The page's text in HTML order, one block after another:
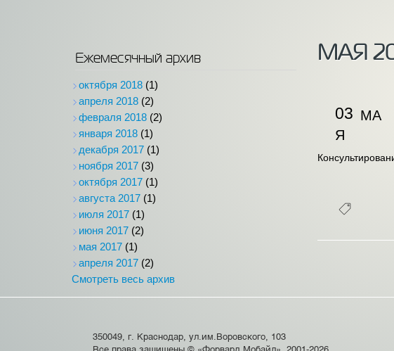
Ежемесячный архив
октября 2018 (1)
апреля 2018 (2)
февраля 2018 (2)
января 2018 (1)
декабря 2017 (1)
ноября 2017 (3)
октября 2017 (1)
августа 2017 (1)
июля 2017 (1)
июня 2017 (2)
мая 2017 (1)
апреля 2017 (2)
Смотреть весь архив
МАЯ
03 МА
Я
350049, г. Краснодар, ул.им.Воровского, 103